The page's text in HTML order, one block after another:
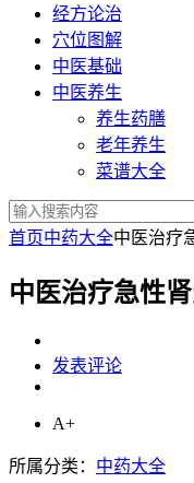
经方论治
穴位图解
中医基础
中医养生
养生药膳
老年养生
菜谱大全
首页中药大全中医治疗
中医治疗急性
发表评论
A+
所属分类： 中药大全